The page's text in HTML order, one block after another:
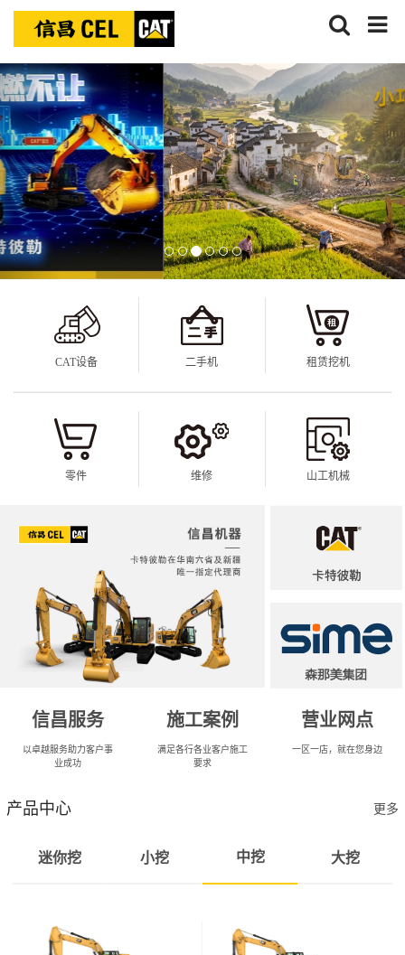
信
搜
信昌机器
CAT设备 二手机 租赁挖机
零件 维修 山工机械
信昌服务
以卓越服务助力客户事
业成功
施工案例
满足各行各业客户施工
要求
营业网点
一区一店，就在您身边
产品中心 更多
迷你挖 小挖 中挖 大挖